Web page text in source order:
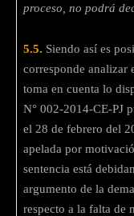
proceso, no podrá
5.5. Siendo así es
corresponde analizar
toma en cuenta lo
N° 002-2014-CE-PJ
el 28 de febrero del
apelada por
sentencia está
argumento de la
respecto a la falta de